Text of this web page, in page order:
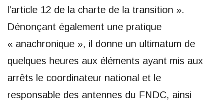
l’article 12 de la charte de la transition ».
Dénonçant également une pratique
« anachronique », il donne un ultimatum de
quelques heures aux éléments ayant mis aux
arrêts le coordinateur national et le
responsable des antennes du FNDC, ainsi